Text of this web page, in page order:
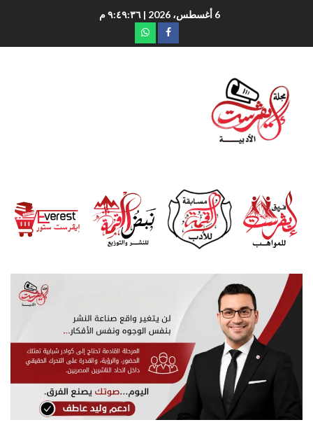
6 أغسطس، 2026 | ٩:٤٩:٣٧ م